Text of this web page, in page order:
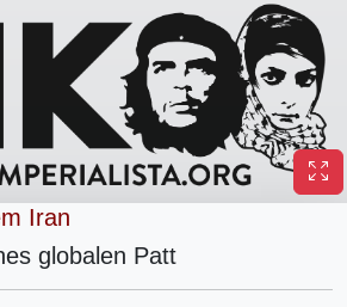
Iran
globalen Patt